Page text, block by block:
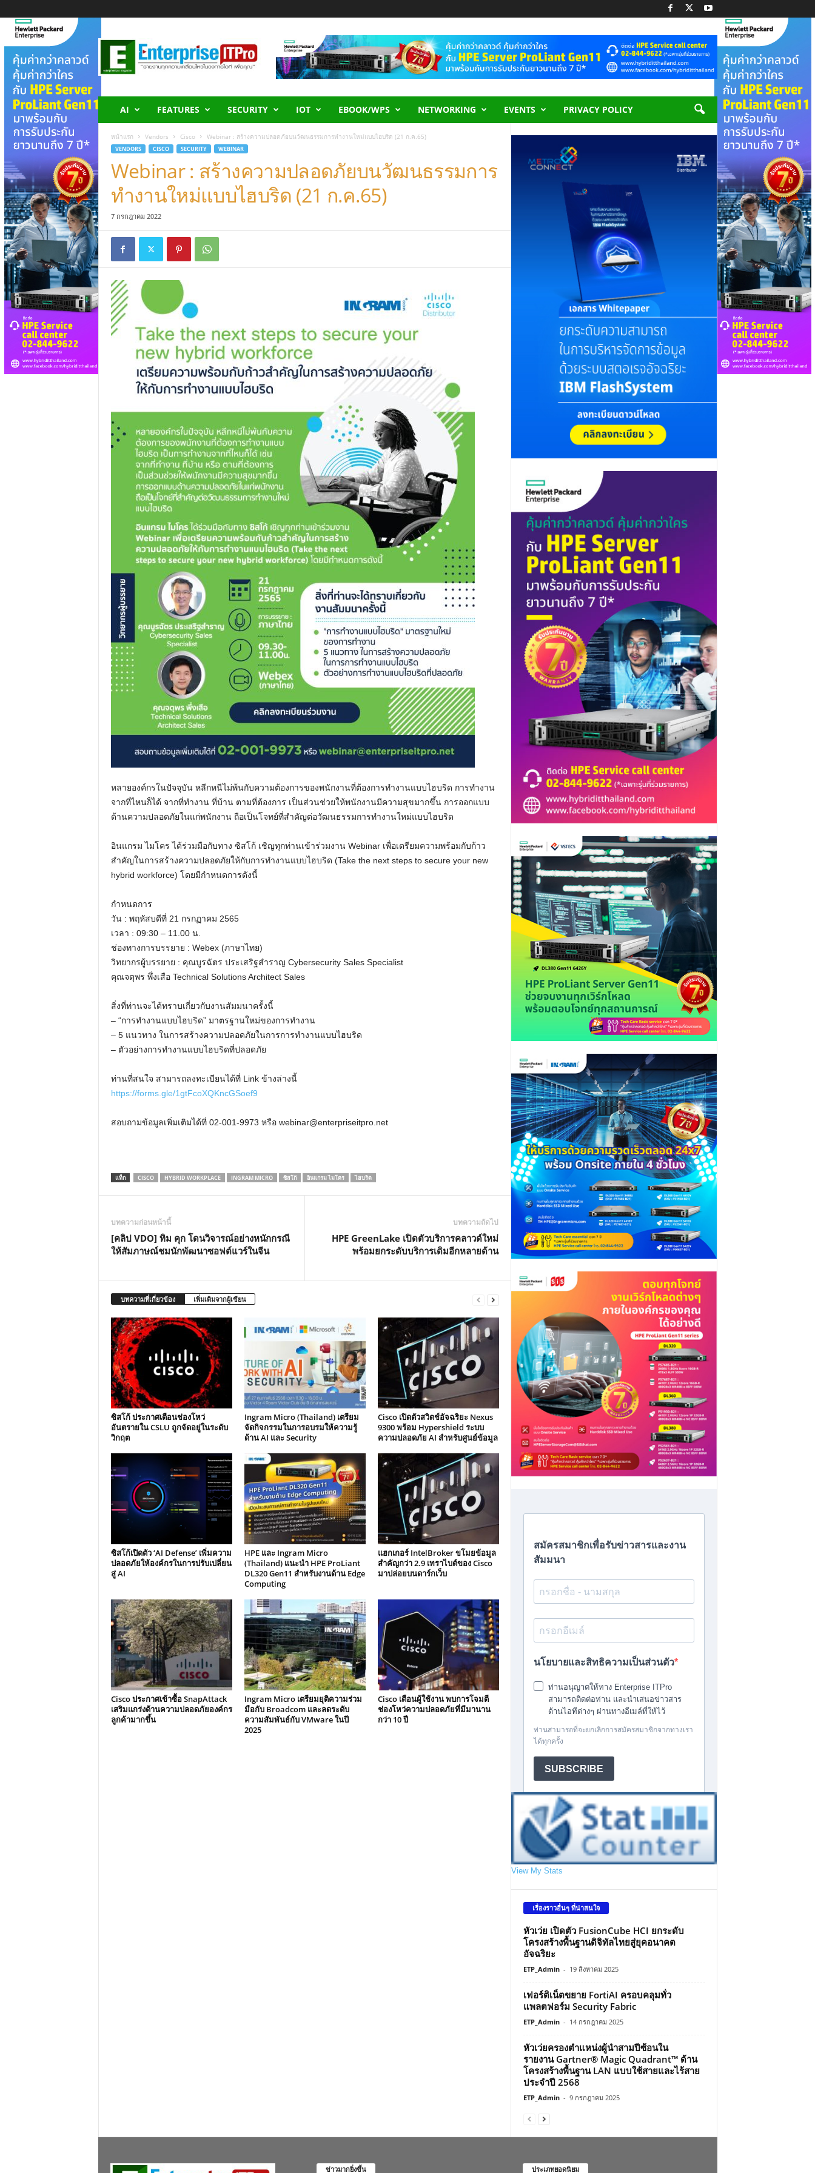
n
T
P
r
o
AI FEATURES SECURITY IOT EBOOK/WPS NETWORKING EVENTS PRIVACY POLICY
หน้าแรก Vendors Cisco Webinar : สร้างความปลอดภัยบนวัฒนธรรมการทำงานใหม่แบบไฮบริด (21 ก.ค.65)
VENDORS CISCO SECURITY WEBINAR
Webinar : สร้างความปลอดภัยบนวัฒนธรรมการ
ทำงานใหม่แบบไฮบริด (21 ก.ค.65)
7 กรกฎาคม 2022
หลายองค์กรในปัจจุบัน หลีกหนีไม่พ้นกับความต้องการของพนักงานที่ต้องการทำงานแบบไฮบริด การทำงาน
จากที่ไหนก็ได้ จากที่ทำงาน ที่บ้าน ตามที่ต้องการ เป็นส่วนช่วยให้พนักงานมีความสุขมากขึ้น การออกแบบ
ด้านความปลอดภัยในแก่พนักงาน ถือเป็นโจทย์ที่สำคัญต่อวัฒนธรรมการทำงานใหม่แบบไฮบริด
อินแกรม ไมโคร ได้ร่วมมือกับทาง ซิสโก้ เชิญทุกท่านเข้าร่วมงาน Webinar เพื่อเตรียมความพร้อมกับก้าว
สำคัญในการสร้างความปลอดภัยให้กับการทำงานแบบไฮบริด (Take the next steps to secure your new
hybrid workforce) โดยมีกำหนดการดังนี้
กำหนดการ
วัน : พฤหัสบดีที่ 21 กรกฏาคม 2565
เวลา : 09:30 – 11.00 น.
ช่องทางการบรรยาย : Webex (ภาษาไทย)
วิทยากรผู้บรรยาย : คุณบูรฉัตร ประเสริฐสำราญ Cybersecurity Sales Specialist
คุณจตุพร พึ่งเสือ Technical Solutions Architect Sales
สิ่งที่ท่านจะได้ทราบเกี่ยวกับงานสัมมนาครั้งนี้
– “การทำงานแบบไฮบริด” มาตรฐานใหม่ของการทำงาน
– 5 แนวทาง ในการสร้างความปลอดภัยในการการทำงานแบบไฮบริด
– ตัวอย่างการทำงานแบบไฮบริดที่ปลอดภัย
ท่านที่สนใจ สามารถลงทะเบียนได้ที่ Link ข้างล่างนี้
https://forms.gle/1gtFcoXQKncGSoef9
สอบถามข้อมูลเพิ่มเติมได้ที่ 02-001-9973 หรือ webinar@enterpriseitpro.net
แท็ก CISCO HYBRID WORKPLACE INGRAM MICRO ซิสโก้ อินแกรม ไมโคร ไฮบริด
บทความก่อนหน้านี้
[คลิป VDO] ทิม คุก โดนวิจารณ์อย่างหนักกรณี
ให้สัมภาษณ์ชมนักพัฒนาซอฟต์แวร์ในจีน
บทความถัดไป
HPE GreenLake เปิดตัวบริการคลาวด์ใหม่
พร้อมยกระดับบริการเดิมอีกหลายด้าน
บทความที่เกี่ยวข้อง เพิ่มเติมจากผู้เขียน
ซิสโก้ ประกาศเตือนช่องโหว่
อันตรายใน CSLU ถูกจัดอยู่ในระดับ
วิกฤต
Ingram Micro (Thailand) เตรียม
จัดกิจกรรมในการอบรมให้ความรู้
ด้าน AI และ Security
Cisco เปิดตัวสวิตช์อัจฉริยะ Nexus
9300 พร้อม Hypershield ระบบ
ความปลอดภัย AI สำหรับศูนย์ข้อมูล
ซิสโก้เปิดตัว ‘AI Defense’ เพิ่มความ
ปลอดภัยให้องค์กรในการปรับเปลี่ยน
สู่ AI
HPE และ Ingram Micro
(Thailand) แนะนำ HPE ProLiant
DL320 Gen11 สำหรับงานด้าน Edge
Computing
แฮกเกอร์ IntelBroker ขโมยข้อมูล
สำคัญกว่า 2.9 เทราไบต์ของ Cisco
มาปล่อยบนดาร์กเว็บ
Cisco ประกาศเข้าซื้อ SnapAttack
เสริมแกร่งด้านความปลอดภัยองค์กร
ลูกค้ามากขึ้น
Ingram Micro เตรียมยุติความร่วม
มือกับ Broadcom และลดระดับ
ความสัมพันธ์กับ VMware ในปี
2025
Cisco เตือนผู้ใช้งาน พบการโจมตี
ช่องโหว่ความปลอดภัยที่มีมานาน
กว่า 10 ปี
View My Stats
เรื่องราวอื่นๆ ที่น่าสนใจ
หัวเว่ย เปิดตัว FusionCube HCI ยกระดับ
โครงสร้างพื้นฐานดิจิทัลไทยสู่ยุคอนาคต
อัจฉริยะ
ETP_Admin - 19 สิงหาคม 2025
เฟอร์ติเน็ตขยาย FortiAI ครอบคลุมทั่ว
แพลตฟอร์ม Security Fabric
ETP_Admin - 14 กรกฎาคม 2025
หัวเว่ยครองตำแหน่งผู้นำสามปีซ้อนใน
รายงาน Gartner® Magic Quadrant™ ด้าน
โครงสร้างพื้นฐาน LAN แบบใช้สายและไร้สาย
ประจำปี 2568
ETP_Admin - 9 กรกฎาคม 2025
ข่าวมากยิ่งขึ้น ประเภทยอดนิยม